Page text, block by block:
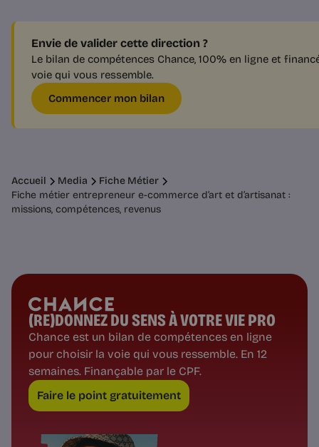
Envie de valider cette direction ?
Le bilan de compétences Chance, 100% en ligne et
voie qui vous ressemble.
Commencer mon bilan
Accueil Media
Fiche Métier
Fiche métier entrepreneur e-commerce d’art et d’artisanat :
missions, compétences, revenus
(RE)DONNEZ DU SENS À VOTRE VIE PRO
Chance est un bilan de compétences en ligne
pour choisir la voie qui vous ressemble. En 12
semaines. Finançable par le CPF.
Faire le point gratuitement